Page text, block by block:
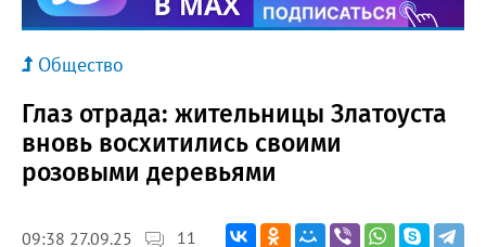
Общество
Глаз отрада: жительницы Златоуста
вновь восхитились своими
розовыми деревьями
09:38 27.09.25 11